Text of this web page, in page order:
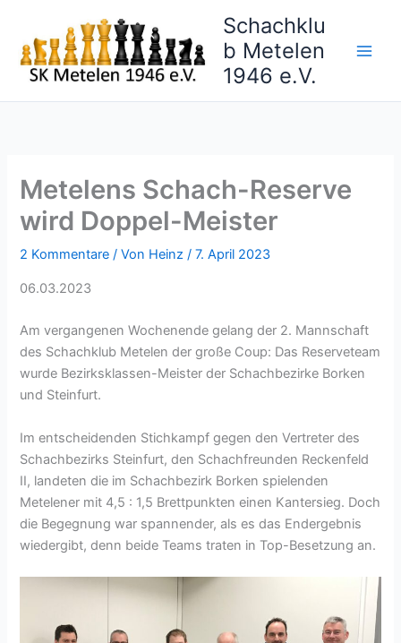
springen
Schachklu
b Metelen
1946 e.V.
Metelens Schach-Reserve
wird Doppel-Meister
2 Kommentare / Von Heinz/7. April 2023
06.03.2023
Am vergangenen Wochenende gelang der 2. Mannschaft
des Schachklub Metelen der große Coup: Das Reserveteam
wurde Bezirksklassen-Meister der Schachbezirke Borken
und Steinfurt.
Im entscheidenden Stichkampf gegen den Vertreter des
Schachbezirks Steinfurt, den Schachfreunden Reckenfeld
II, landeten die im Schachbezirk Borken spielenden
Metelener mit 4,5 : 1,5 Brettpunkten einen Kantersieg. Doch
die Begegnung war spannender, als es das Endergebnis
wiedergibt, denn beide Teams traten in Top-Besetzung an.